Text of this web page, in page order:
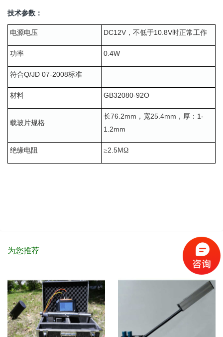
技术参数：
电源电压 DC12V ，不低于10.8V时正常工作
功率 0.4W
符合Q/JD 07-2008标准
材料 GB32080-92O
载玻片规格
长76.2mm ，宽25.4mm ，厚： 1-
1.2mm
绝缘电阻 ≥2.5MΩ
为您推荐